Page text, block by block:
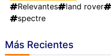
Relevantes
land rover
spectre
Más Recientes